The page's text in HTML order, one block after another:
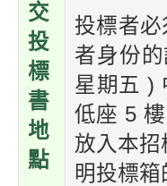
交
投
標
書
地
點
投標者
者身份
星期五 )
低座 5
放入本
明投標箱